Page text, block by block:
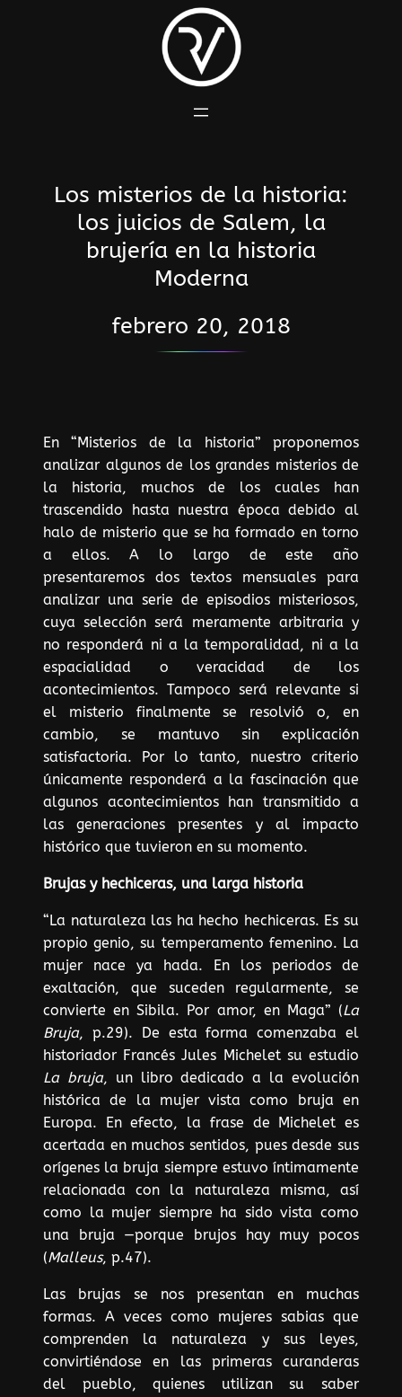
Los misterios de la historia:
los juicios de Salem, la
brujería en la historia
Moderna
febrero 20, 2018
En “Misterios de la historia” proponemos
analizar algunos de los grandes misterios de
la historia, muchos de los cuales han
trascendido hasta nuestra época debido al
halo de misterio que se ha formado en torno
a ellos. A lo largo de este año
presentaremos dos textos mensuales para
analizar una serie de episodios misteriosos,
cuya selección será meramente arbitraria y
no responderá ni a la temporalidad, ni a la
espacialidad o veracidad de los
acontecimientos. Tampoco será relevante si
el misterio finalmente se resolvió o, en
cambio, se mantuvo sin explicación
satisfactoria. Por lo tanto, nuestro criterio
únicamente responderá a la fascinación que
algunos acontecimientos han transmitido a
las generaciones presentes y al impacto
histórico que tuvieron en su momento.
Brujas y hechiceras, una larga historia
“La naturaleza las ha hecho hechiceras. Es su
propio genio, su temperamento femenino. La
mujer nace ya hada. En los periodos de
exaltación, que suceden regularmente, se
convierte en Sibila. Por amor, en Maga” (La
Bruja, p.29). De esta forma comenzaba el
historiador Francés Jules Michelet su estudio
La bruja, un libro dedicado a la evolución
histórica de la mujer vista como bruja en
Europa. En efecto, la frase de Michelet es
acertada en muchos sentidos, pues desde sus
orígenes la bruja siempre estuvo íntimamente
relacionada con la naturaleza misma, así
como la mujer siempre ha sido vista como
una bruja —porque brujos hay muy pocos
(Malleus, p.47).
Las brujas se nos presentan en muchas
formas. A veces como mujeres sabias que
comprenden la naturaleza y sus leyes,
convirtiéndose en las primeras curanderas
del pueblo, quienes utilizan su saber